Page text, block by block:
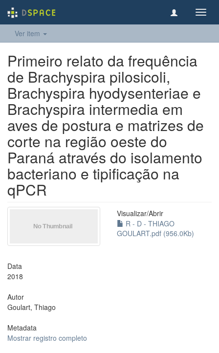
Ver item
Primeiro relato da frequência
de Brachyspira pilosicoli,
Brachyspira hyodysenteriae e
Brachyspira intermedia em
aves de postura e matrizes de
corte na região oeste do
Paraná através do isolamento
bacteriano e tipificação na
qPCR
Visualizar/Abrir
R - D - THIAGO
GOULART.pdf (956.0Kb)
Data
2018
Autor
Goulart, Thiago
Metadata
Mostrar registro completo